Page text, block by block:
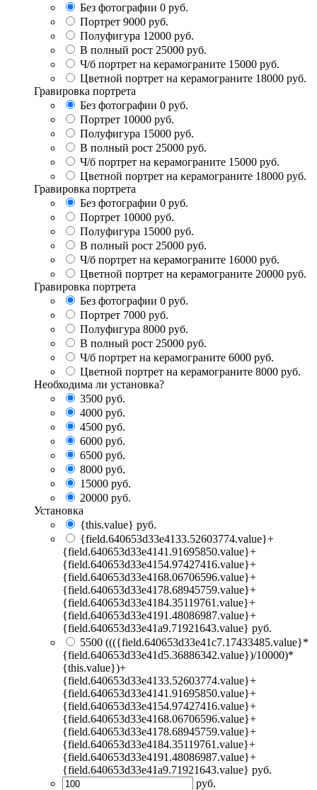
Без фотографии 0 руб.
Портрет 9000 руб.
Полуфигура 12000 руб.
В полный рост 25000 руб.
Ч/б портрет на керамограните 15000 руб.
Цветной портрет на керамограните 18000 руб.
Гравировка портрета
Без фотографии 0 руб.
Портрет 10000 руб.
Полуфигура 15000 руб.
В полный рост 25000 руб.
Ч/б портрет на керамограните 15000 руб.
Цветной портрет на керамограните 18000 руб.
Гравировка портрета
Без фотографии 0 руб.
Портрет 10000 руб.
Полуфигура 15000 руб.
В полный рост 25000 руб.
Ч/б портрет на керамограните 16000 руб.
Цветной портрет на керамограните 20000 руб.
Гравировка портрета
Без фотографии 0 руб.
Портрет 7000 руб.
Полуфигура 8000 руб.
В полный рост 25000 руб.
Ч/б портрет на керамограните 6000 руб.
Цветной портрет на керамограните 8000 руб.
Необходима ли установка?
3500 руб.
4000 руб.
4500 руб.
6000 руб.
6500 руб.
8000 руб.
15000 руб.
20000 руб.
Установка
{this.value} руб.
{field.640653d33e4133.52603774.value}+
{field.640653d33e4141.91695850.value}+
{field.640653d33e4154.97427416.value}+
{field.640653d33e4168.06706596.value}+
{field.640653d33e4178.68945759.value}+
{field.640653d33e4184.35119761.value}+
{field.640653d33e4191.48086987.value}+
{field.640653d33e41a9.71921643.value} руб.
5500 ((({field.640653d33e41c7.17433485.value}*
{field.640653d33e41d5.36886342.value})/10000)*
{this.value})+
{field.640653d33e4133.52603774.value}+
{field.640653d33e4141.91695850.value}+
{field.640653d33e4154.97427416.value}+
{field.640653d33e4168.06706596.value}+
{field.640653d33e4178.68945759.value}+
{field.640653d33e4184.35119761.value}+
{field.640653d33e4191.48086987.value}+
{field.640653d33e41a9.71921643.value} руб.
руб.